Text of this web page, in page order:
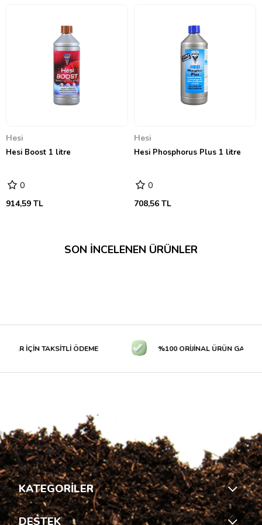
Hidroponik sistemlerde etki daha hızlı görüleceğinden
dikkatli dozlama yapılmalıdır.
Tüm Hesi gübreleri ve katkılarıyla uyumludur.
Hesi
Hesi Boost 1 litre
0
914,59 TL
Hesi
Hesi Phosphorus Plus 1 litre
0
708,56 TL
SON İNCELENEN ÜRÜNLER
İÇİN TAKSİTLİ ÖDEME %100 ORİJİNAL ÜRÜN
KATEGORİLER
DESTEK